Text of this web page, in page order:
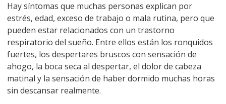
Hay síntomas que muchas personas explican por
estrés, edad, exceso de trabajo o mala rutina, pero que
pueden estar relacionados con un trastorno
respiratorio del sueño. Entre ellos están los ronquidos
fuertes, los despertares bruscos con sensación de
ahogo, la boca seca al despertar, el dolor de cabeza
matinal y la sensación de haber dormido muchas horas
sin descansar realmente.